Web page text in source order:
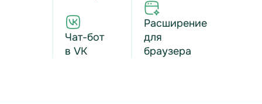
Чат-бот
в VK
Расширение
для
браузера